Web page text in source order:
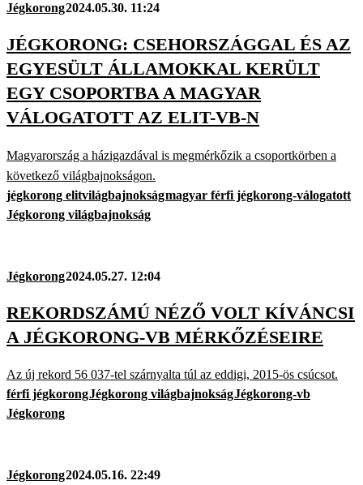
Jégkorong2024.05.30. 11:24
JÉGKORONG: CSEHORSZÁGGAL ÉS AZ
EGYESÜLT ÁLLAMOKKAL KERÜLT
EGY CSOPORTBA A MAGYAR
VÁLOGATOTT AZ ELIT-VB-N
Magyarország a házigazdával is megmérkőzik a csoportkörben a
következő világbajnokságon.
jégkorong elitvilágbajnokságmagyar férfi jégkorong-válogatott
Jégkorong világbajnokság
Jégkorong2024.05.27. 12:04
REKORDSZÁMÚ NÉZŐ VOLT KÍVÁNCSI
A JÉGKORONG-VB MÉRKŐZÉSEIRE
Az új rekord 56 037-tel szárnyalta túl az eddigi, 2015-ös csúcsot.
férfi jégkorongJégkorong világbajnokságJégkorong-vb
Jégkorong
Jégkorong2024.05.16. 22:49